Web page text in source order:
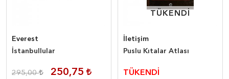
Everest
İstanbullular
295,00 250,75
TÜKENDİ
TÜKENDİ
İletişim
Puslu Kıtalar Atlası
TÜKENDİ